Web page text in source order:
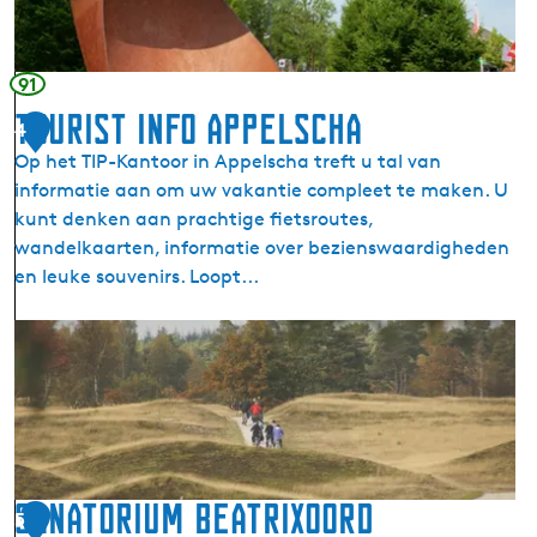
i
r
i91
4
Tourist Info Appelscha
Op het TIP-Kantoor in Appelscha treft u tal van
informatie aan om uw vakantie compleet te maken. U
kunt denken aan prachtige fietsroutes,
wandelkaarten, informatie over bezienswaardigheden
en leuke souvenirs. Loopt...
r
i
s
t
5
Sanatorium Beatrixoord